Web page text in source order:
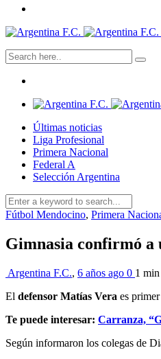
Últimas noticias
Liga Profesional
Primera Nacional
Federal A
Selección Argentina
Fútbol Mendocino, Primera
Gimnasia confirmó
Argentina F.C., 6 años ago 0 1 min
El defensor Matías Vera es primer
Te puede interesar: Carranza,
Según informaron los colegas de